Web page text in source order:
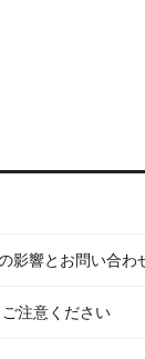
影響とお問い合わ
注意ください